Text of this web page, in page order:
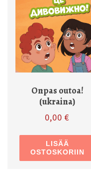
Onpas outoa!
(ukraina)
0,00€
LISÄÄ
OSTOSKORIIN